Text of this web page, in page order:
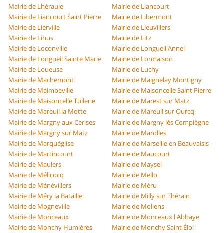
Mairie de Lhéraule
Mairie de Liancourt
Mairie de Liancourt Saint Pierre
Mairie de Libermont
Mairie de Lierville
Mairie de Lieuvillers
Mairie de Lihus
Mairie de Litz
Mairie de Loconville
Mairie de Longueil Annel
Mairie de Longueil Sainte Marie
Mairie de Lormaison
Mairie de Loueuse
Mairie de Luchy
Mairie de Machemont
Mairie de Maignelay Montigny
Mairie de Maimbeville
Mairie de Maisoncelle Saint Pierre
Mairie de Maisoncelle Tuilerie
Mairie de Marest sur Matz
Mairie de Mareuil la Motte
Mairie de Mareuil sur Ourcq
Mairie de Margny aux Cerises
Mairie de Margny lès Compiègne
Mairie de Margny sur Matz
Mairie de Marolles
Mairie de Marquéglise
Mairie de Marseille en Beauvaisis
Mairie de Martincourt
Mairie de Maucourt
Mairie de Maulers
Mairie de Maysel
Mairie de Mélicocq
Mairie de Mello
Mairie de Ménévillers
Mairie de Méru
Mairie de Méry la Bataille
Mairie de Milly sur Thérain
Mairie de Mogneville
Mairie de Moliens
Mairie de Monceaux
Mairie de Monceaux l'Abbaye
Mairie de Monchy Humières
Mairie de Monchy Saint Éloi